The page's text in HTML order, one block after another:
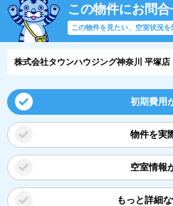
この物件にお問
この物件を見たい、空室状況を
株式会社タウンハウジング神奈川 平塚店
初期費用
物件を実
空室情報
もっと詳細